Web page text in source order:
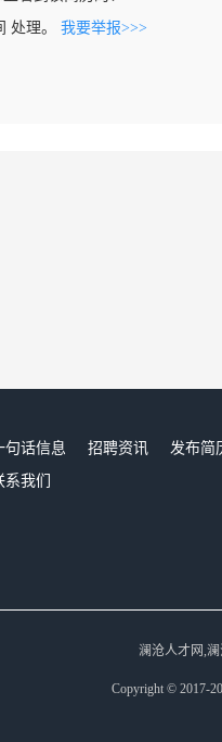
处理。 我要举报>>>
句话信息 招聘资讯 发布简
系我们
澜沧人才网,
Copyright © 2017-